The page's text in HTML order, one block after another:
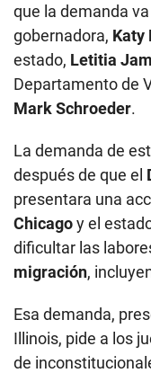
que la demanda
gobernadora, Katy
estado, Letitia
Departamento de
Mark Schroeder.
La demanda de
después de que el
presentara una
Chicagoy el
dificultar las
migración,
Esa demanda,
Illinois, pide a los
de